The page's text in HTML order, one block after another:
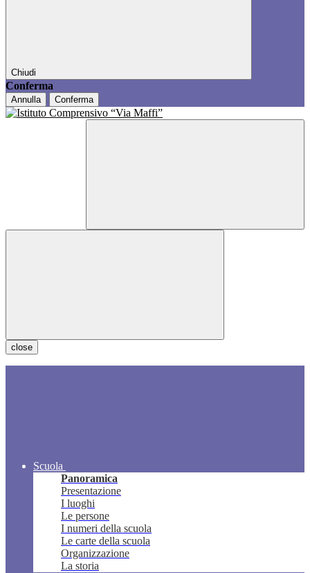
Chiudi
Conferma
Annulla Conferma
close
Scuola
Panoramica
Presentazione
I luoghi
Le persone
I numeri della scuola
Le carte della scuola
Organizzazione
La storia